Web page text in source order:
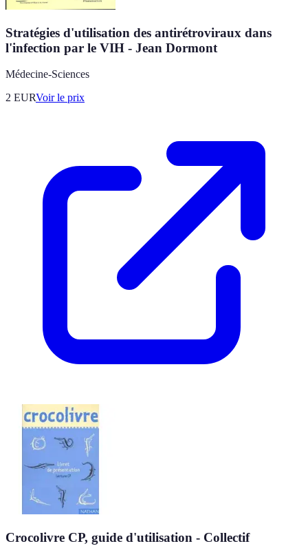
Stratégies d'utilisation des antirétroviraux dans
l'infection par le VIH - Jean Dormont
Médecine-Sciences
2 EURVoir le prix
Crocolivre CP, guide d'utilisation - Collectif